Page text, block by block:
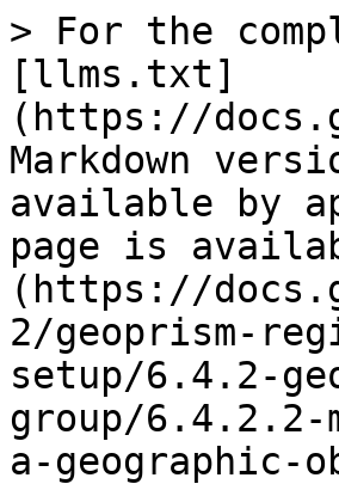
> For the
[llms.txt]
(https://
Markdown
available by
page is
(https://
2/geoprism-
setup/6.4.2-
group/6.4.2.2-
a-geographic-